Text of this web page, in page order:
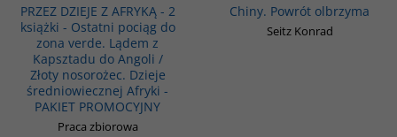
PRZEZ DZIEJE Z AFRYKĄ - 2
książki - Ostatni pociąg do
zona verde. Lądem z
Kapsztadu do Angoli /
Złoty nosorożec. Dzieje
średniowiecznej Afryki -
PAKIET PROMOCYJNY
Praca zbiorowa
Chiny. Powrót olbrzyma
Seitz Konrad